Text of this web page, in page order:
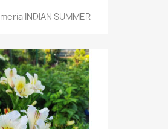
INDIAN SUMMER